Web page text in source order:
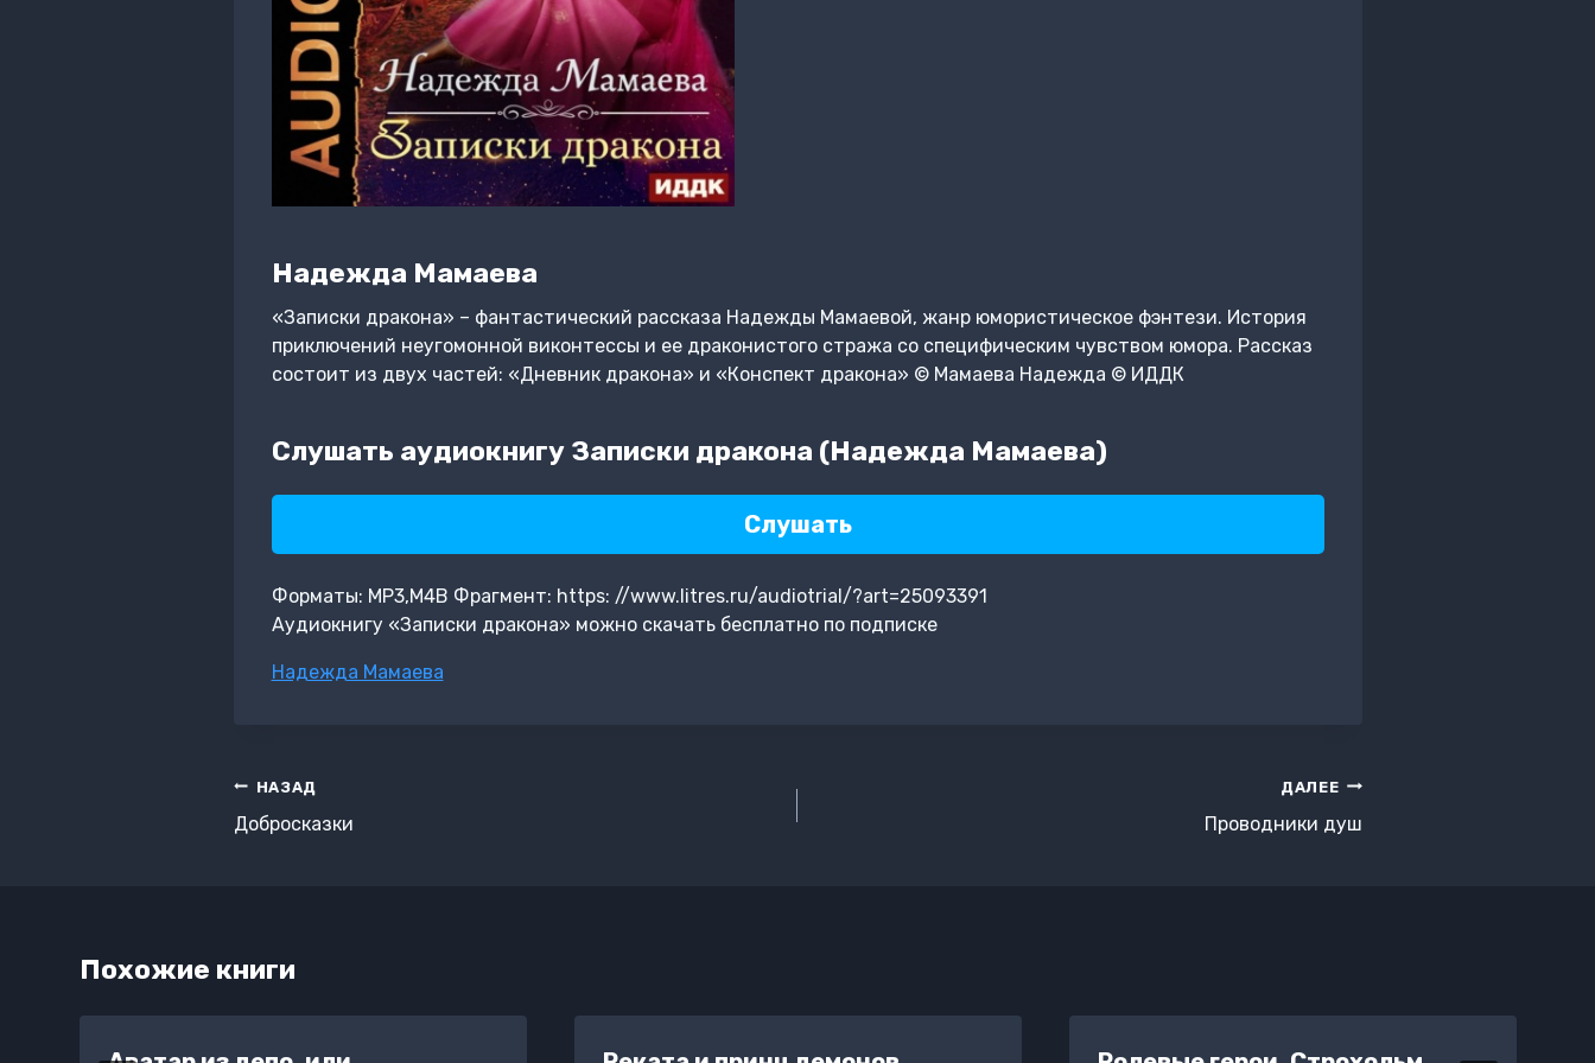
Надежда Мамаева
«Записки дракона» – фантастический рассказа Надежды Мамаевой, жанр юмористическое фэнтези. История
приключений неугомонной виконтессы и ее драконистого стража со специфическим чувством юмора. Рассказ
состоит из двух частей: «Дневник дракона» и «Конспект дракона» © Мамаева Надежда © ИДДК
Слушать аудиокнигу Записки дракона (Надежда Мамаева)
Слушать
Форматы: MP3,M4B Фрагмент: https: //www.litres.ru/audiotrial/?art=25093391
Аудиокнигу «Записки дракона» можно скачать бесплатно по подписке
Метки
Надежда Мамаева
Навигация
по
НАЗАД
Добросказки
ДАЛЕЕ
Проводники душ
Похожие книги